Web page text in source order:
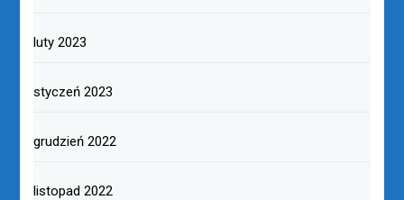
luty 2023
styczeń 2023
grudzień 2022
listopad 2022